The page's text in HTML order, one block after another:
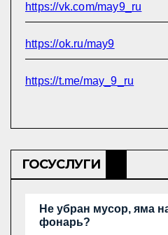
https://vk.com/may9_ru
https://ok.ru/may9
https://t.me/may_9_ru
ГОСУСЛУГИ
Не убран мусор, яма
фонарь?